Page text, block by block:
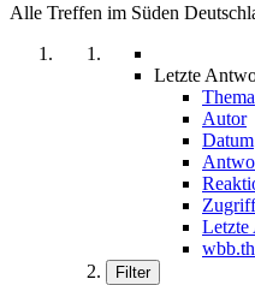
Alle Treffen im Süden
Letzte
Thema
Autor
Datum
Letzte
Filter